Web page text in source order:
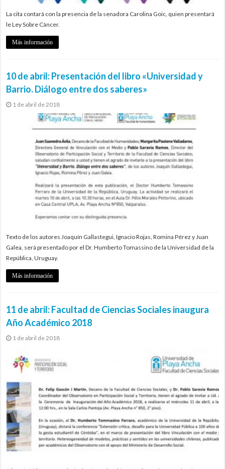
La cita contará con la presencia de la senadora Carolina Goic, quien presentará
le Ley Sobre Cáncer.
Más información
10 de abril: Presentación del libro «Universidad y
Barrio. Diálogo entre dos saberes»
1 de abril de 2018
Texto de los autores Joaquín Gallastegui, Ignacio Rojas, Romina Pérez y Juan
Galea, será presentado por el Dr. Humberto Tomassino de la Universidad de la
República, Uruguay.
Más información
11 de abril: Facultad de Ciencias Sociales inaugura
Año Académico 2018
1 de abril de 2018